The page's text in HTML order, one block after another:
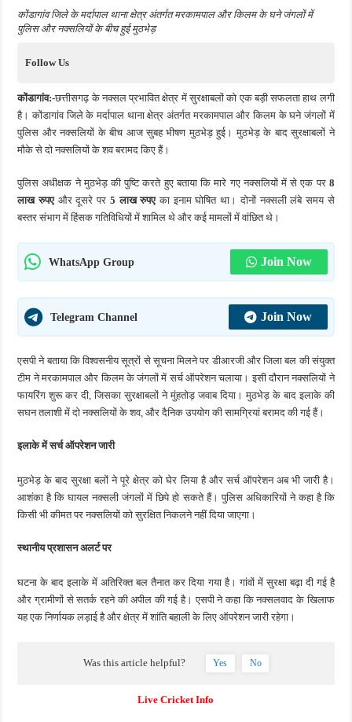
कोंडागांव जिले के मर्दापाल थाना क्षेत्र अंतर्गत मरकामपाल और किलम के घने जंगलों में
पुलिस और नक्सलियों के बीच हुई मुठभेड़
Follow Us
कोंडागांव:-छत्तीसगढ़ के नक्सल प्रभावित क्षेत्र में सुरक्षाबलों को एक बड़ी सफलता हाथ लगी
है। कोंडागांव जिले के मर्दापाल थाना क्षेत्र अंतर्गत मरकामपाल और किलम के घने जंगलों में
पुलिस और नक्सलियों के बीच आज सुबह भीषण मुठभेड़ हुई। मुठभेड़ के बाद सुरक्षाबलों ने
मौके से दो नक्सलियों के शव बरामद किए हैं।
पुलिस अधीक्षक ने मुठभेड़ की पुष्टि करते हुए बताया कि मारे गए नक्सलियों में से एक पर 8
लाख रुपएऔर दूसरे पर 5 लाख रुपएका इनाम घोषित था। दोनों नक्सली लंबे समय से
बस्तर संभाग में हिंसक गतिविधियों में शामिल थे और कई मामलों में वांछित थे।
WhatsApp Group Join Now
Telegram Channel Join Now
एसपी ने बताया कि विश्वसनीय सूत्रों से सूचना मिलने पर डीआरजी और जिला बल की संयुक्त
टीम ने मरकामपाल और किलम के जंगलों में सर्च ऑपरेशन चलाया। इसी दौरान नक्सलियों ने
फायरिंग शुरू कर दी, जिसका सुरक्षाबलों ने मुंहतोड़ जवाब दिया। मुठभेड़ के बाद इलाके की
सघन तलाशी में दो नक्सलियों के शव, और दैनिक उपयोग की सामग्रियां बरामद की गई हैं।
इलाके में सर्च ऑपरेशन जारी
मुठभेड़ के बाद सुरक्षा बलों ने पूरे क्षेत्र को घेर लिया है और सर्च ऑपरेशन अब भी जारी है।
आशंका है कि घायल नक्सली जंगलों में छिपे हो सकते हैं। पुलिस अधिकारियों ने कहा है कि
किसी भी कीमत पर नक्सलियों को सुरक्षित निकलने नहीं दिया जाएगा।
स्थानीय प्रशासन अलर्ट पर
घटना के बाद इलाके में अतिरिक्त बल तैनात कर दिया गया है। गांवों में सुरक्षा बढ़ा दी गई है
और ग्रामीणों से सतर्क रहने की अपील की गई है। एसपी ने कहा कि नक्सलवाद के खिलाफ
यह एक निर्णायक लड़ाई है और क्षेत्र में शांति बहाली के लिए ऑपरेशन जारी रहेगा।
Was this article helpful? Yes No
Live Cricket Info